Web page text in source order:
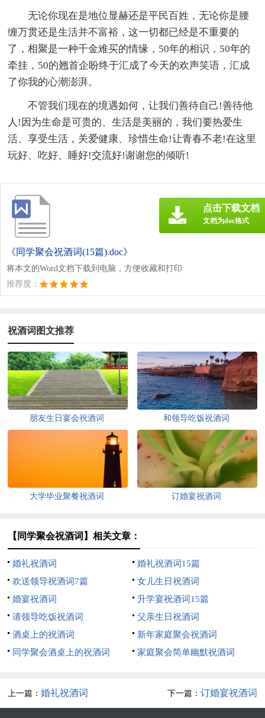
无论你现在是地位显赫还是平民百姓，无论你是腰
缠万贯还是生活并不富裕，这一切都已经是不重要的
了，相聚是一种千金难买的情缘，50年的相识，50年的
牵挂，50的翘首企盼终于汇成了今天的欢声笑语，汇成
了你我的心潮澎湃。
不管我们现在的境遇如何，让我们善待自己!善待他
人!因为生命是可贵的、生活是美丽的，我们要热爱生
活、享受生活，关爱健康、珍惜生命!让青春不老!在这里
玩好、吃好、睡好!交流好!谢谢您的倾听!
《同学聚会祝酒词(15篇).doc》
将本文的Word文档下载到电脑，方便收藏和打印
推荐度：
点击下载文档
文档为doc格式
祝酒词图文推荐
朋友生日宴会祝酒词 和领导吃饭祝酒词
大学毕业聚餐祝酒词 订婚宴祝酒词
【同学聚会祝酒词】相关文章：
婚礼祝酒词
婚礼祝酒词15篇
欢送领导祝酒词7篇
女儿生日祝酒词
婚宴祝酒词
升学宴祝酒词15篇
请领导吃饭祝酒词
父亲生日祝酒词
酒桌上的祝酒词
新年家庭聚会祝酒词
同学聚会酒桌上的祝酒词
家庭聚会简单幽默祝酒词
上一篇：婚礼祝酒词 下一篇： 订婚宴祝酒词